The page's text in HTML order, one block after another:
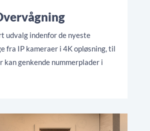
udvalg indenfor de nyeste
fra IP kameraer i 4K opløsning, til
kan genkende nummerplader i